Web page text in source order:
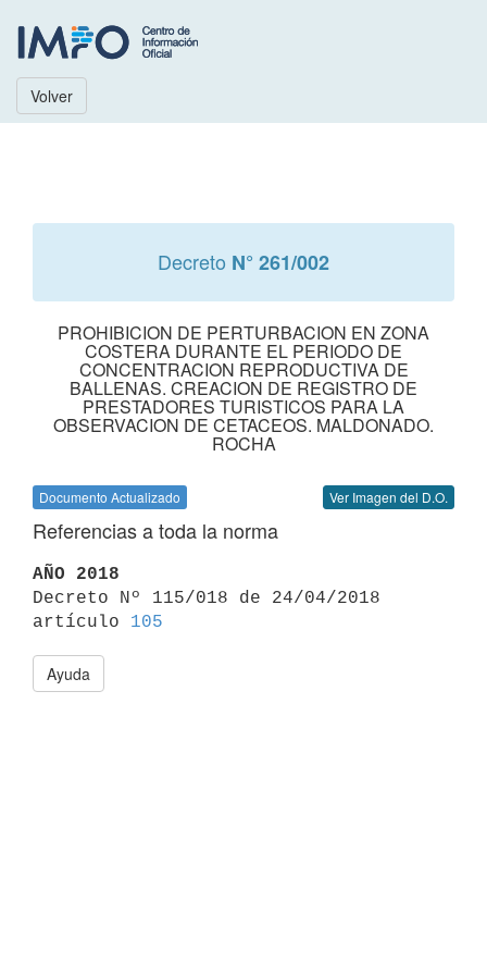
Volver
Decreto N° 261/002
PROHIBICION DE PERTURBACION EN ZONA
COSTERA DURANTE EL PERIODO DE
CONCENTRACION REPRODUCTIVA DE
BALLENAS. CREACION DE REGISTRO DE
PRESTADORES TURISTICOS PARA LA
OBSERVACION DE CETACEOS. MALDONADO.
ROCHA
Documento Actualizado Ver Imagen del D.O.
Referencias a toda la norma
AÑO 2018
Decreto Nº 115/018 de 24/04/2018
artículo 105
Ayuda